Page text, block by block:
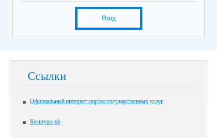
Вход
Ссылки
Официальный интернет-портал государственных услуг
Культура.рф